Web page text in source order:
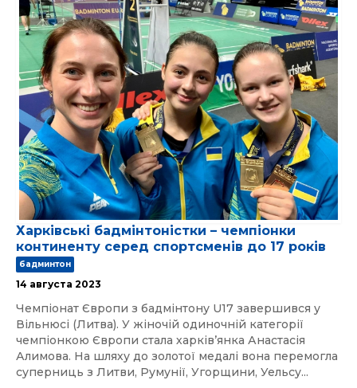
Харківські бадмінтоністки – чемпіонки
континенту серед спортсменів до 17 років
бадминтон
14 августа 2023
Чемпіонат Європи з бадмінтону U17 завершився у
Вільнюсі (Литва). У жіночій одиночній категорії
чемпіонкою Європи стала харків’янка Анастасія
Алимова. На шляху до золотої медалі вона перемогла
суперниць з Литви, Румунії, Угорщини, Уельсу...